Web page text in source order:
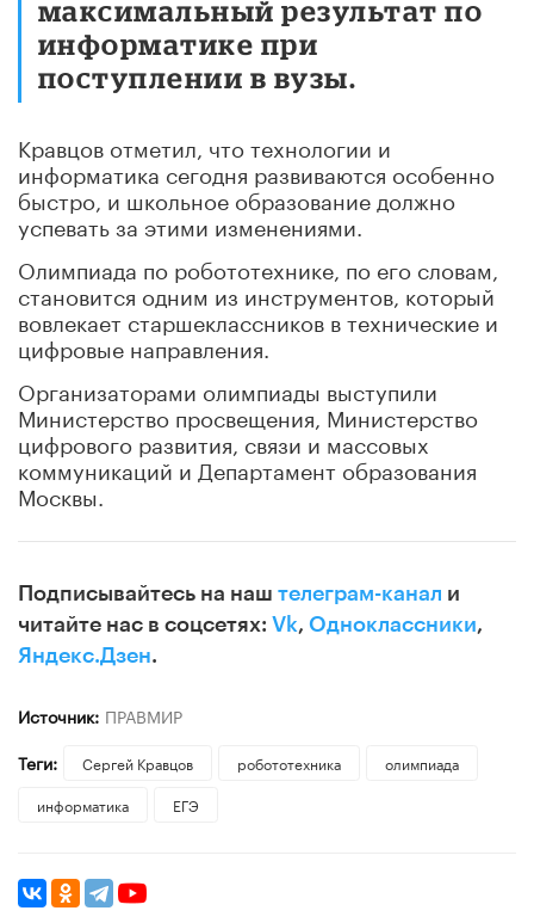
максимальный результат по
информатике при
поступлении в вузы.
Кравцов отметил, что технологии и
информатика сегодня развиваются особенно
быстро, и школьное образование должно
успевать за этими изменениями.
Олимпиада по робототехнике, по его словам,
становится одним из инструментов, который
вовлекает старшеклассников в технические и
цифровые направления.
Организаторами олимпиады выступили
Министерство просвещения, Министерство
цифрового развития, связи и массовых
коммуникаций и Департамент образования
Москвы.
Подписывайтесь на наш телеграм-канал и
читайте нас в соцсетях: Vk, Одноклассники,
Яндекс.Дзен.
Источник: ПРАВМИР
Теги:
Сергей Кравцов робототехника
олимпиада
информатика
ЕГЭ